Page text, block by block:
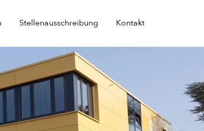
Stellenausschreibung Kontakt